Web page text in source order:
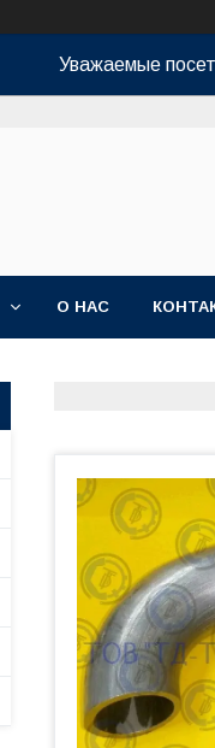
Уважаемые
О НАС